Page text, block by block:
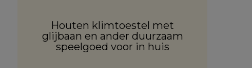
Houten klimtoestel met
glijbaan en ander duurzaam
speelgoed voor in huis